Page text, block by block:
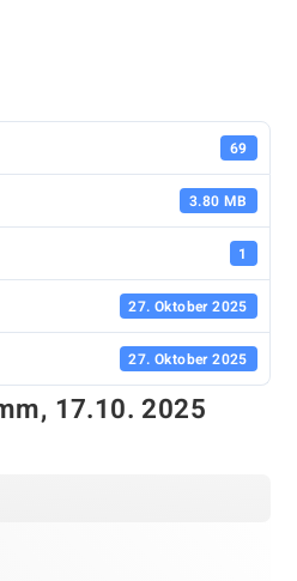
69
3.80 MB
1
27. Oktober 2025
27. Oktober 2025
17.10. 2025